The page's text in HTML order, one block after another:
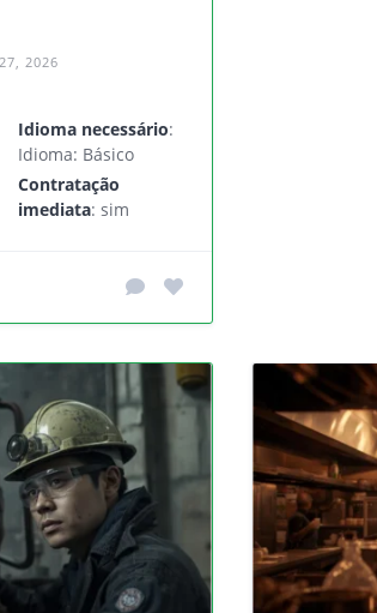
2026
Idioma necessário:
Idioma: Básico
Contratação
imediata: sim